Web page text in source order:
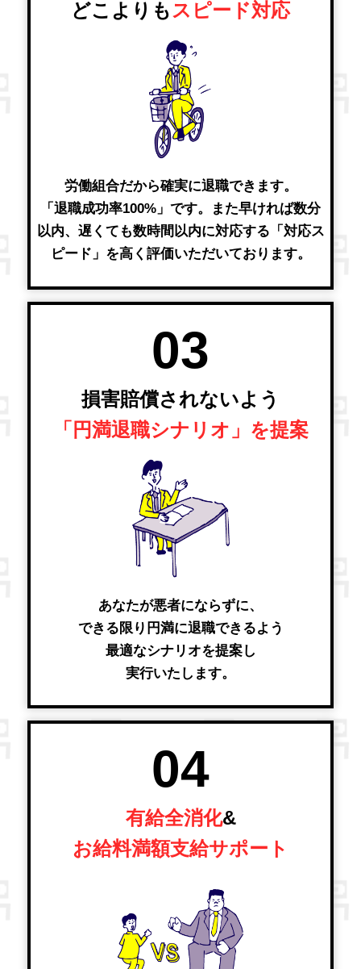
どこよりもスピード対応
労働組合だから確実に退職できます。
「退職成功率100%」です。また早ければ数分
以内、遅くても数時間以内に対応する「対応ス
ピード」を高く評価いただいております。
03
損害賠償されないよう
「円満退職シナリオ」を提案
あなたが悪者にならずに、
できる限り円満に退職できるよう
最適なシナリオを提案し
実行いたします。
04
有給全消化&
お給料満額支給サポート